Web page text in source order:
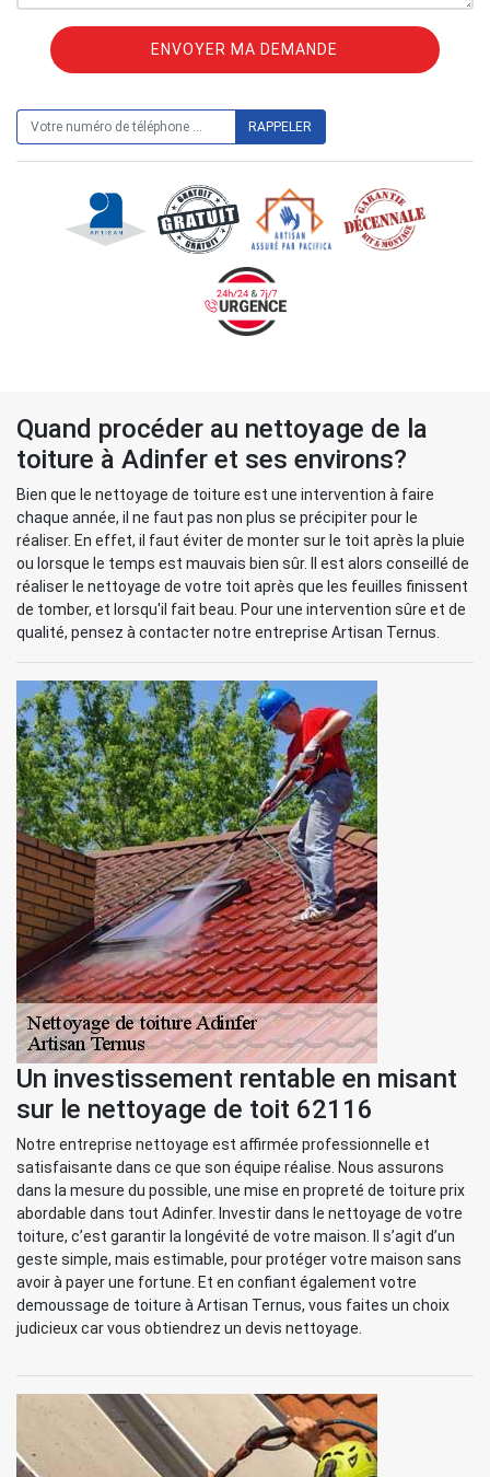
Quand procéder au nettoyage de la
toiture à Adinfer et ses environs?
Bien que le nettoyage de toiture est une intervention à faire
chaque année, il ne faut pas non plus se précipiter pour le
réaliser. En effet, il faut éviter de monter sur le toit après la pluie
ou lorsque le temps est mauvais bien sûr. Il est alors conseillé de
réaliser le nettoyage de votre toit après que les feuilles finissent
de tomber, et lorsqu'il fait beau. Pour une intervention sûre et de
qualité, pensez à contacter notre entreprise Artisan Ternus.
Un investissement rentable en misant
sur le nettoyage de toit 62116
Notre entreprise nettoyage est affirmée professionnelle et
satisfaisante dans ce que son équipe réalise. Nous assurons
dans la mesure du possible, une mise en propreté de toiture prix
abordable dans tout Adinfer. Investir dans le nettoyage de votre
toiture, c’est garantir la longévité de votre maison. Il s’agit d’un
geste simple, mais estimable, pour protéger votre maison sans
avoir à payer une fortune. Et en confiant également votre
demoussage de toiture à Artisan Ternus, vous faites un choix
judicieux car vous obtiendrez un devis nettoyage.